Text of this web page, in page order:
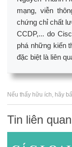
mạng, viễn
chứng chỉ chất
CCDP,... do
phá những kiến
đặc biệt là liên
Nếu thấy hữu ích, hãy
Tin liên quan